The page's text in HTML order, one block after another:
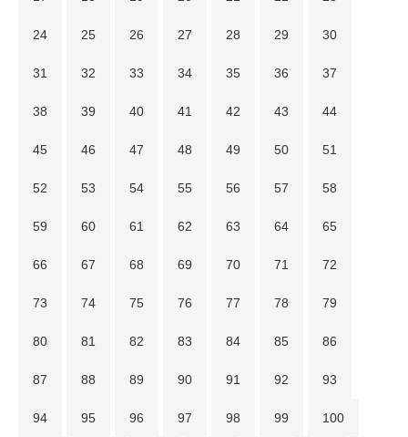
24 25 26 27 28 29 30
31 32 33 34 35 36 37
38 39 40 41 42 43 44
45 46 47 48 49 50 51
52 53 54 55 56 57 58
59 60 61 62 63 64 65
66 67 68 69 70 71 72
73 74 75 76 77 78 79
80 81 82 83 84 85 86
87 88 89 90 91 92 93
94 95 96 97 98 99 100